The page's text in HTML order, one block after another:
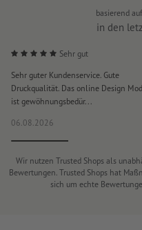
basierend auf
in den
Sehr gut
Sehr guter Kundenservice. Gute
Druckqualität. Das online Design
ist gewöhnungsbedür...
06.08.2026
Wir nutzen Trusted Shops als
Bewertungen. Trusted Shops hat
sich um echte